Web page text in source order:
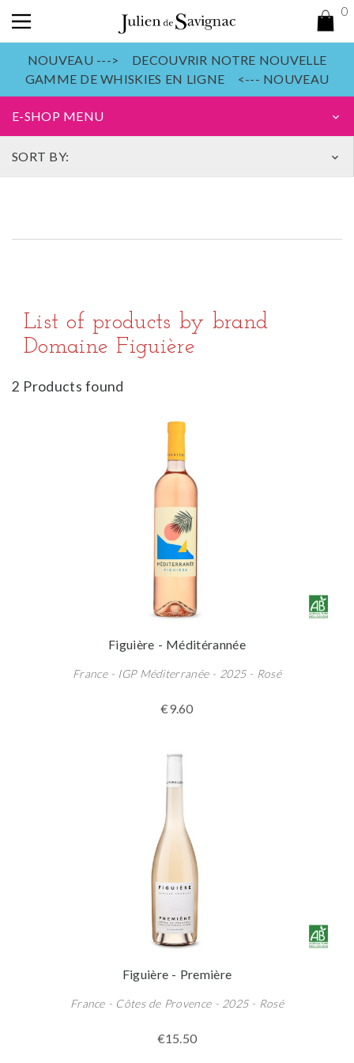
0
NOUVEAU ---> DECOUVRIR NOTRE NOUVELLE
GAMME DE WHISKIES EN LIGNE <--- NOUVEAU
E-SHOP MENU keyboard_arrow_down
SORT BY: keyboard_arrow_down
List of products by brand
Domaine Figuière
2 Products found
Figuière - Méditérannée
France - IGP Méditerranée - 2025 - Rosé
€9.60
Figuière - Première
France - Côtes de Provence - 2025 - Rosé
€15.50